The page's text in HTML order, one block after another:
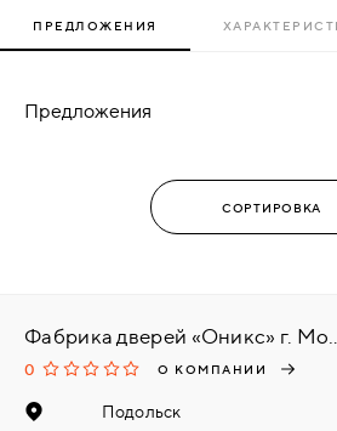
ПРЕДЛОЖЕНИЯ
Предложения
Фабрика
0 О КОМПАНИИ
Подольск